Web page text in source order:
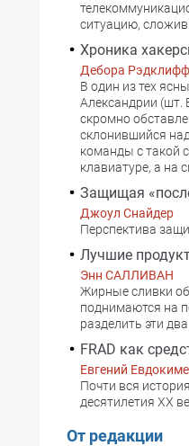
ситуацию,
Хроника
Дебора Рэдклифф
В один из тех
Александрии (шт.
скромно
склонившийся
команды с такой
клавиатуре, а на
Защищая
Джоул Снайдер
Перспектива
Лучшие
Энн САЛЛИВАН
Жирные сливки
поднимаются на
разделить эти
FRAD как
Евгений
Почти вся
десятилетия XX
От редакции